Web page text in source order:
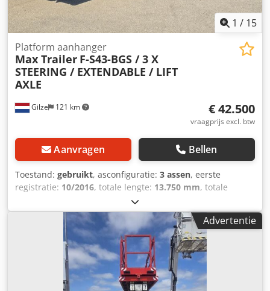
1 / 15
Gilze 121 km
Platform aanhanger
Max Trailer F-S43-BGS / 3 X
STEERING / EXTENDABLE / LIFT
AXLE
€ 42.500
vraagprijs excl. btw
Aanvragen Bellen
Toestand: gebruikt, asconfiguratie: 3 assen, eerste
registratie: 10/2016, totale lengte: 13.750 mm, totale
, totale hoogte:
lucht, bandenmaten:385/65R22.5, kleur:rood, Bouwjaar:
, Uitrusting: ABS
, = Verdere opties en accessoires = -
Gereedschapskist = Opmerkingen = Lengte: 1360 cm + 750
cm. 3 gestuurde assen. Afstandsbediening voor het sturen.
1 hefas. Bevestigingsgaten voor gestapelde lading.
Verankeringsogen. Vergrendelingsgaten voor containers.
Brede markeringsborden. = Verdere informatie =
Advertentie